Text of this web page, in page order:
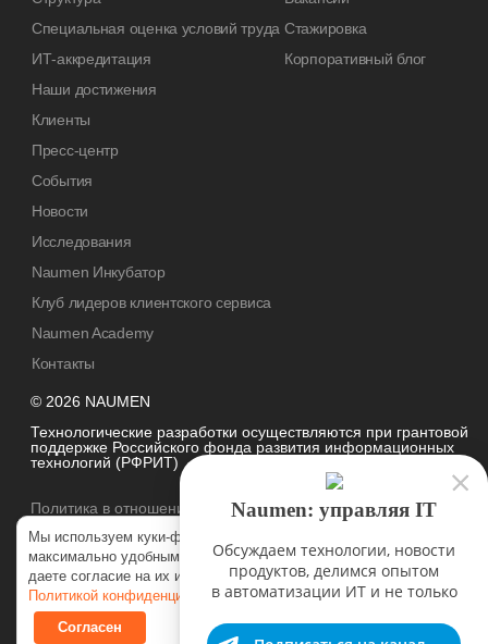
© 2026 NAUMEN
Технологические разработки осуществляются при грантовой
поддержке Российского фонда развития информационных
технологий (РФРИТ)
Политика в отношении
Специальная оценка условий труда
ИТ-аккредитация
Наши достижения
Клиенты
Пресс-центр
События
Новости
Исследования
Naumen Инкубатор
Клуб лидеров клиентского сервиса
Naumen Academy
Контакты
Стажировка
Корпоративный блог
Мы используем куки-файлы, чтобы наш сайт был
максимально удобным для вас. Нажимая «Согласен», вы
даете согласие на их использование в соответствии с нашей
Политикой конфиденциальности.
Согласен
Naumen: управляя IT
Обсуждаем технологии, новости
продуктов, делимся опытом
в автоматизации ИТ и не только